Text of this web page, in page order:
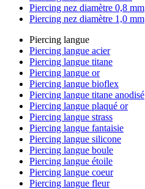
Piercing nez diamètre 0,8 mm
Piercing nez diamètre 1,0 mm
Piercing langue
Piercing langue acier
Piercing langue titane
Piercing langue or
Piercing langue bioflex
Piercing langue titane anodisé
Piercing langue plaqué or
Piercing langue strass
Piercing langue fantaisie
Piercing langue silicone
Piercing langue boule
Piercing langue étoile
Piercing langue coeur
Piercing langue fleur